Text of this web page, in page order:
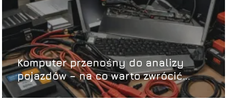
Komputer przenośny do analizy
pojazdów – na co warto zwrócić
uwagę?